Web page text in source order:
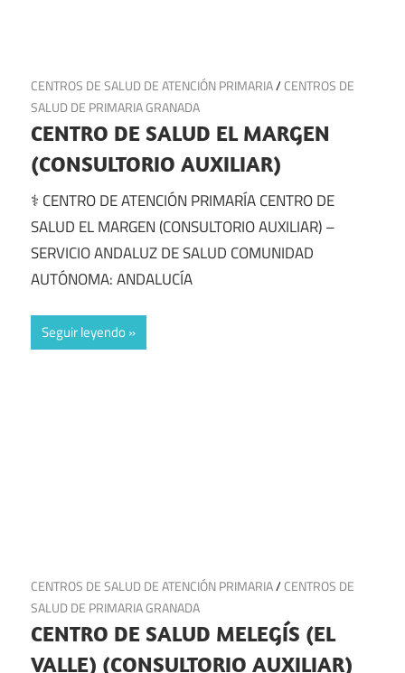
4 de julio de 2025
CENTROS DE SALUD DE ATENCIÓN PRIMARIA/CENTROS DE
SALUD DE PRIMARIA GRANADA
CENTRO DE SALUD EL MARGEN
(CONSULTORIO AUXILIAR)
⚕️ CENTRO DE ATENCIÓN PRIMARÍA CENTRO DE
SALUD EL MARGEN (CONSULTORIO AUXILIAR) –
SERVICIO ANDALUZ DE SALUD COMUNIDAD
AUTÓNOMA: ANDALUCÍA
Seguir leyendo
2 de julio de 2025
CENTROS DE SALUD DE ATENCIÓN PRIMARIA/CENTROS DE
SALUD DE PRIMARIA GRANADA
CENTRO DE SALUD MELEGÍS (EL
VALLE) (CONSULTORIO AUXILIAR)